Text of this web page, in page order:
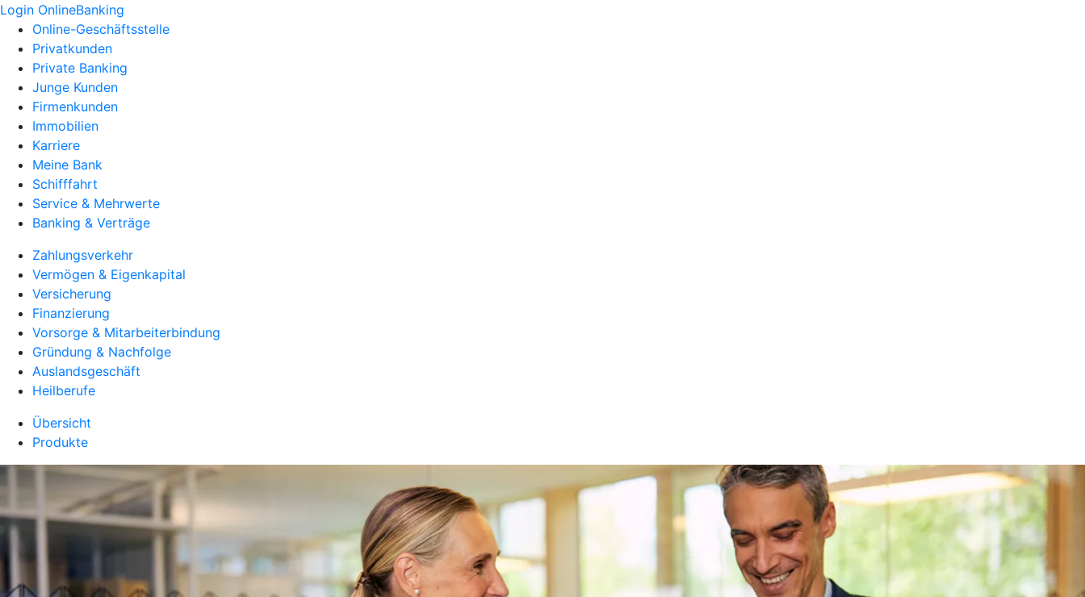
Login OnlineBanking
Online-Geschäftsstelle
Privatkunden
Private Banking
Junge Kunden
Firmenkunden
Immobilien
Karriere
Meine Bank
Schifffahrt
Service & Mehrwerte
Banking & Verträge
Zahlungsverkehr
Vermögen & Eigenkapital
Versicherung
Finanzierung
Vorsorge & Mitarbeiterbindung
Gründung & Nachfolge
Auslandsgeschäft
Heilberufe
Übersicht
Produkte